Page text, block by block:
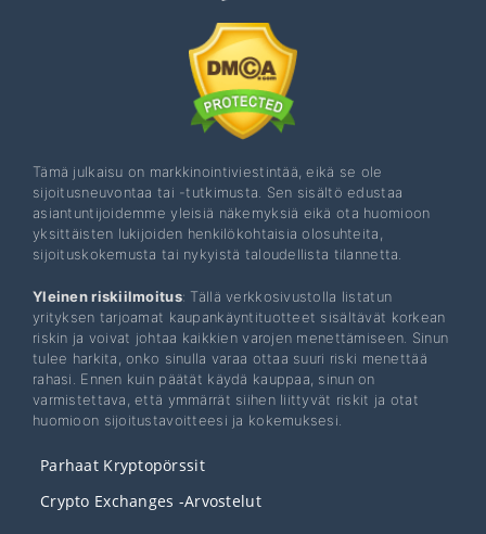
Tämä julkaisu on markkinointiviestintää, eikä se ole
sijoitusneuvontaa tai -tutkimusta. Sen sisältö edustaa
asiantuntijoidemme yleisiä näkemyksiä eikä ota huomioon
yksittäisten lukijoiden henkilökohtaisia ​​olosuhteita,
sijoituskokemusta tai nykyistä taloudellista tilannetta.
Yleinen riskiilmoitus: Tällä verkkosivustolla listatun
yrityksen tarjoamat kaupankäyntituotteet sisältävät korkean
riskin ja voivat johtaa kaikkien varojen menettämiseen. Sinun
tulee harkita, onko sinulla varaa ottaa suuri riski menettää
rahasi. Ennen kuin päätät käydä kauppaa, sinun on
varmistettava, että ymmärrät siihen liittyvät riskit ja otat
huomioon sijoitustavoitteesi ja kokemuksesi.
Parhaat Kryptopörssit
Crypto Exchanges -arvostelut